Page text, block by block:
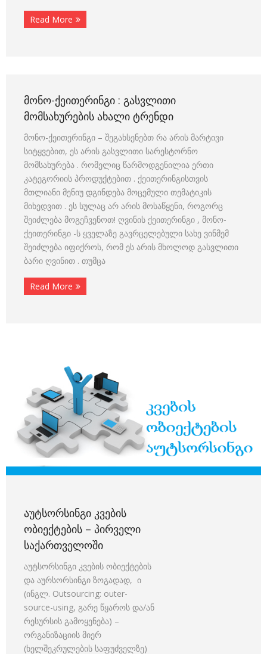
Read More
ᲛᲝᲜᲝ-ᲥᲔᲘᲗᲔᲠᲘᲜᲒᲘ : ᲒᲐᲡᲕᲚᲘᲗᲘ
ᲛᲝᲛᲡᲐᲮᲣᲠᲔᲑᲘᲡ ᲐᲮᲐᲚᲘ ᲢᲠᲔᲜᲓᲘ
მონო-ქეითერინგი – შეგახსენებთ რა არის მარტივი
სიტყვებით, ეს არის გასვლითი სარესტორნო
მომსახურება . რომელიც წარმოდგენილია ერთი
კატეგორიის პროდუქტებით . ქეითერინგისთვის
მთლიანი მენიუ დგინდება მოცემული თემატიკის
მიხედვით . ეს სულაც არ არის მოსაწყენი, როგორც
შეიძლება მოგეჩვენოთ! ღვინის ქეითერინგი , მონო-
ქეითერინგი -ს ყველაზე გავრცელებული სახე ვინმემ
შეიძლება იფიქროს, რომ ეს არის მხოლოდ გასვლითი
ბარი ღვინით . თუმცა
Read More
ᲐᲣᲢᲡᲝᲠᲡᲘᲜᲒᲘ ᲙᲕᲔᲑᲘᲡ
ᲝᲑᲘᲔᲥᲢᲔᲑᲘᲡ – ᲞᲘᲠᲕᲔᲚᲘ
ᲡᲐᲥᲐᲠᲗᲕᲔᲚᲝᲨᲘ
აუტსორსინგი კვების ობიექტების
და აურსორსინგი ზოგადად, ი
(ინგლ. Outsourcing: outer-
source-using, გარე წყაროს და/ან
რესურსის გამოყენება) –
ორგანიზაციის მიერ
(ხელშეკრულების საფუძველზე)